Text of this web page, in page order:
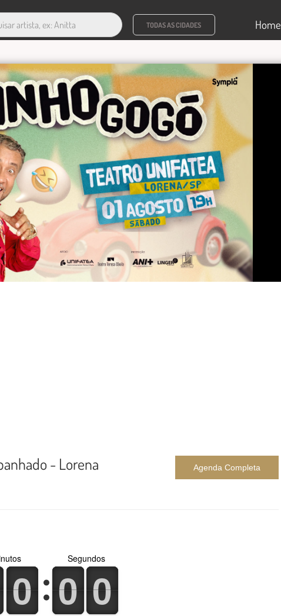
TODAS AS CIDADES Home
- Lorena Agenda Completa
0
0
1
1 0
0
1
1 0
0
1
1
Segundos